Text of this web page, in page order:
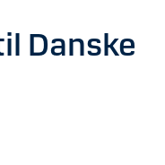
Danske